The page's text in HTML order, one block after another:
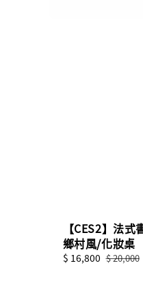
【CES2】法
鄉村風/化妝桌
Sale
$ 16,800 Regular
$ 20,000